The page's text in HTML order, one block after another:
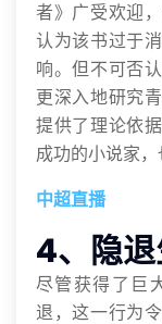
者》广受欢迎
认为该书过于
响。但不可否
更深入地研究
提供了理论依
成功的小说家，
中超直播
4、隐
尽管获得了巨
退，这一行为